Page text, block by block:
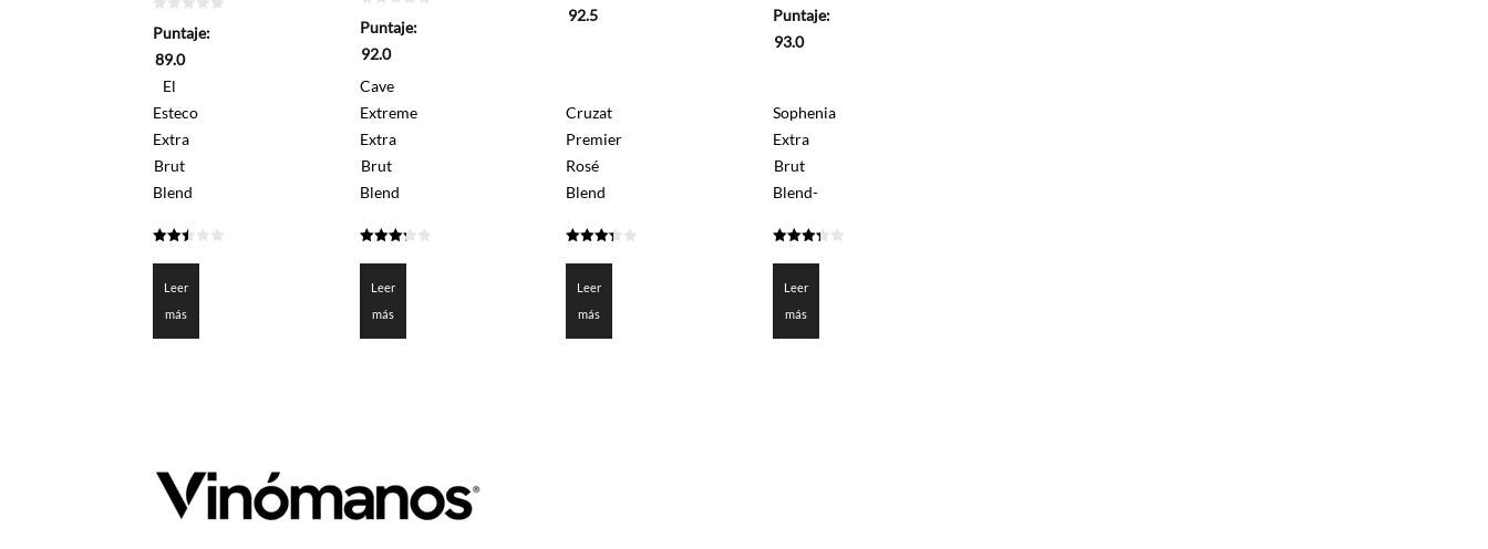
de
Puntaje:
89.0
El
Esteco
Extra
Brut
Blend
de 5
Leer
más
de
Puntaje:
92.0
Cave
Extreme
Extra
Brut
Blend
de 5
Leer
más
92.5
Cruzat
Premier
Rosé
Blend
de 5
Leer
más
de
Puntaje:
93.0
Sophenia
Extra
Brut
Blend-
de 5
Leer
más